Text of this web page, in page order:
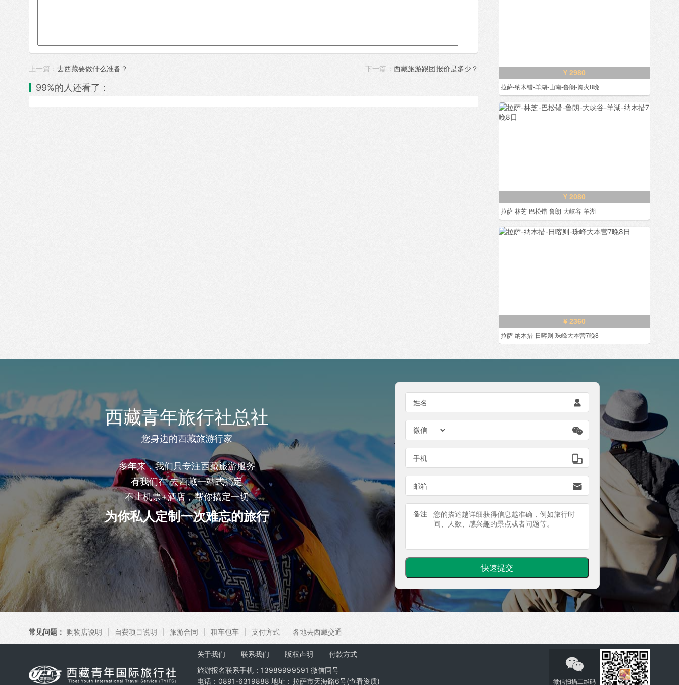
上一篇： 去西藏要做什么准备？ 下一篇： 西藏旅游跟团报价是多少？
99%的人还看了：
¥ 2980
拉萨-纳木错-羊湖-山南-鲁朗-篝火8晚
¥ 2080
拉萨-林芝-巴松错-鲁朗-大峡谷-羊湖-
¥ 2360
拉萨-纳木措-日喀则-珠峰大本营7晚8
西藏青年旅行社总社
您身边的西藏旅游行家
多年来，我们只专注西藏旅游服务
有我们在 去西藏一站式搞定
不止机票+酒店，帮你搞定一切
为你私人定制一次难忘的旅行
姓名 

手机 
邮箱 
备注
常见问题： 购物店说明 自费项目说明 旅游合同 租车包车 支付方式 各地去西藏交通
关于我们 联系我们 版权声明
付款方式
旅游报名联系手机： 13989999591 微信同号
电话：0891-6319888 地址：拉萨市天海路6号(查看资质)

微信扫描二维码